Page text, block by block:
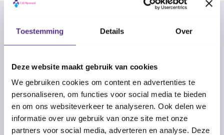
Toestemming Details Over
Deze website maakt gebruik van cookies
We gebruiken cookies om content en advertenties te
personaliseren, om functies voor social media te bieden
en om ons websiteverkeer te analyseren. Ook delen we
informatie over uw gebruik van onze site met onze
partners voor social media, adverteren en analyse. Deze
Is Nederlands niet jouw taal? Of kun je de folder
toegankelijke versie om de tekst te kunnen
vertalen of laten voorlezen.
Bekijk digitaal toegankelijke versie